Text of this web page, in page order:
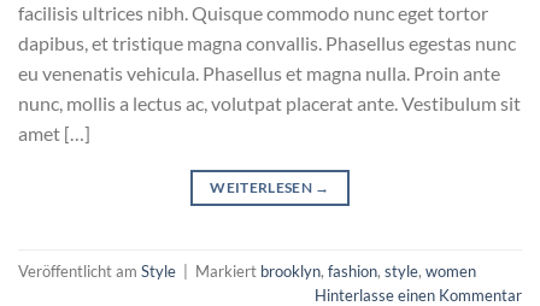
facilisis ultrices nibh. Quisque commodo nunc eget tortor
dapibus, et tristique magna convallis. Phasellus egestas nunc
eu venenatis vehicula. Phasellus et magna nulla. Proin ante
nunc, mollis a lectus ac, volutpat placerat ante. Vestibulum sit
amet […]
WEITERLESEN →
Veröffentlicht am Style Markiert brooklyn, fashion, style, women
Hinterlasse einen Kommentar